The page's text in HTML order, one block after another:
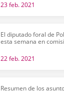
23 feb. 2021
El diputado foral de
esta semana en
22 feb. 2021
Resumen de los